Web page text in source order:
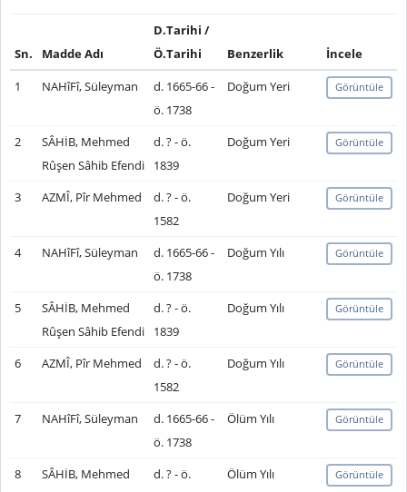
Sn. Madde Adı
D.Tarihi /
Ö.Tarihi
Benzerlik
İncele
1
NAHîFî, Süleyman
d. 1665-66 -
ö. 1738
Doğum Yeri Görüntüle
2
SÂHİB, Mehmed
Rûşen Sâhib Efendi
d. ? - ö.
1839
Doğum Yeri Görüntüle
3 AZMÎ, Pîr Mehmed
d. ? - ö.
1582
Doğum Yeri Görüntüle
4 NAHîFî, Süleyman
d. 1665-66 -
ö. 1738
Doğum Yılı Görüntüle
5
SÂHİB, Mehmed
Rûşen Sâhib Efendi
d. ? - ö.
1839
Doğum Yılı Görüntüle
6 AZMÎ, Pîr Mehmed
d. ? - ö.
1582
Doğum Yılı Görüntüle
7 NAHîFî, Süleyman
d. 1665-66 -
ö. 1738
Ölüm Yılı Görüntüle
8
SÂHİB, Mehmed
d. ? - ö.
Ölüm Yılı Görüntüle